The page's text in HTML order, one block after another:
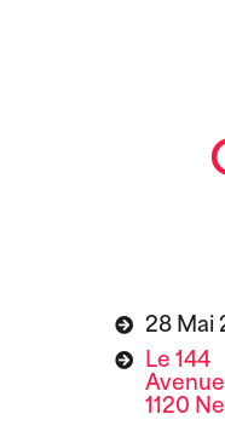
28 Mai
Le 144
Avenue
1120